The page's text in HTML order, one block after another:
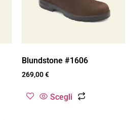
Blundstone #1606
269,00€
Scegli